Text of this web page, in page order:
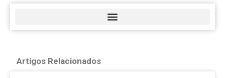
Artigos Relacionados